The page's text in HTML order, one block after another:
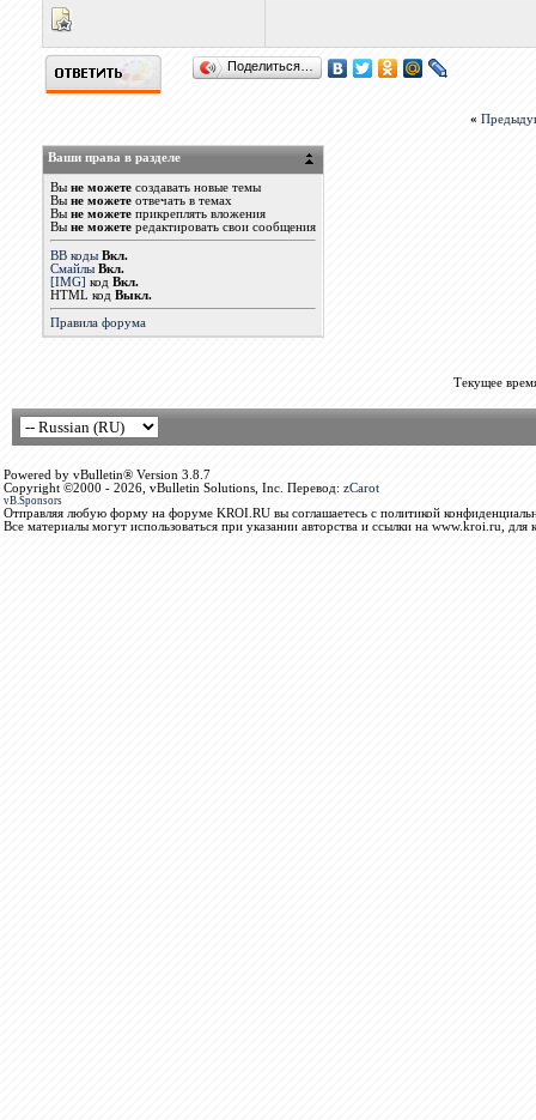
Поделиться…
«
Ваши права в разделе
Вы не можетесоздавать новые темы
Вы не можетеотвечать в темах
Вы не можетеприкреплять вложения
Вы не можетередактировать свои сообщения
BB коды Вкл.
Смайлы Вкл.
[IMG] код Вкл.
HTML код Выкл.
Правила форума
Текущее
Powered by vBulletin® Version 3.8.7
Copyright ©2000 - 2026, vBulletin Solutions, Inc. Перевод: zCarot
vB.Sponsors
Отправляя любую форму на форуме KROI.RU вы соглашаетесь с политикой
Все материалы могут использоваться при указании авторства и ссылки на www.kroi.ru, для